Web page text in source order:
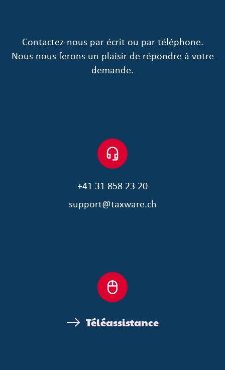
Contactez-nous par écrit ou par téléphone.
Nous nous ferons un plaisir de répondre à votre
demande.
+41 31 858 23 20
support@taxware.ch
Téléassistance